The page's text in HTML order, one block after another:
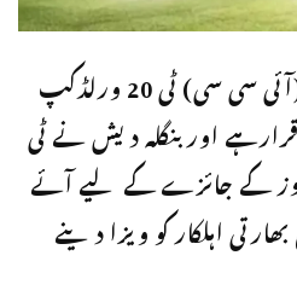
انٹرنیشنل کرکٹ کونسل(آئی سی سی) ٹی 20 ورلڈکپ
اوربنگلہ دیش نے ٹی
کے جائزے کے لیے آئے
اہلکار کو ویزا دینے